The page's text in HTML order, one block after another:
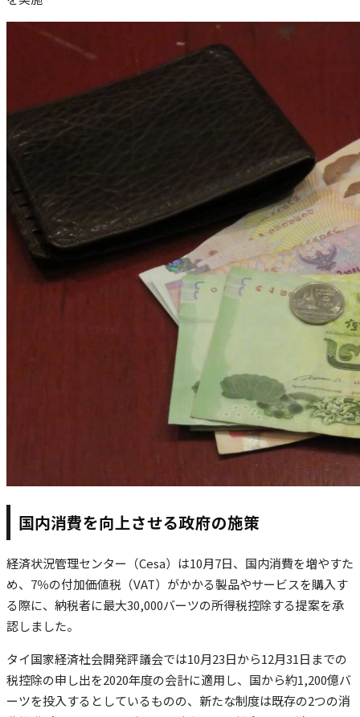
国内消費を向上させる政府の施策
経済状況管理センター（Cesa）は10月7日、国内消費を増やすた
め、7％の付加価値税（VAT）がかかる製品やサービスを購入す
る際に、納税者に最大30,000バーツの所得税控除する提案を承
認しました。
タイ国家経済社会開発評議会では10月23日から12月31日までの
税控除の申し出を2020年度の会計に適用し、国から約1,200億バ
ーツを投入するとしているものの、新たな制度は既存の2つの消